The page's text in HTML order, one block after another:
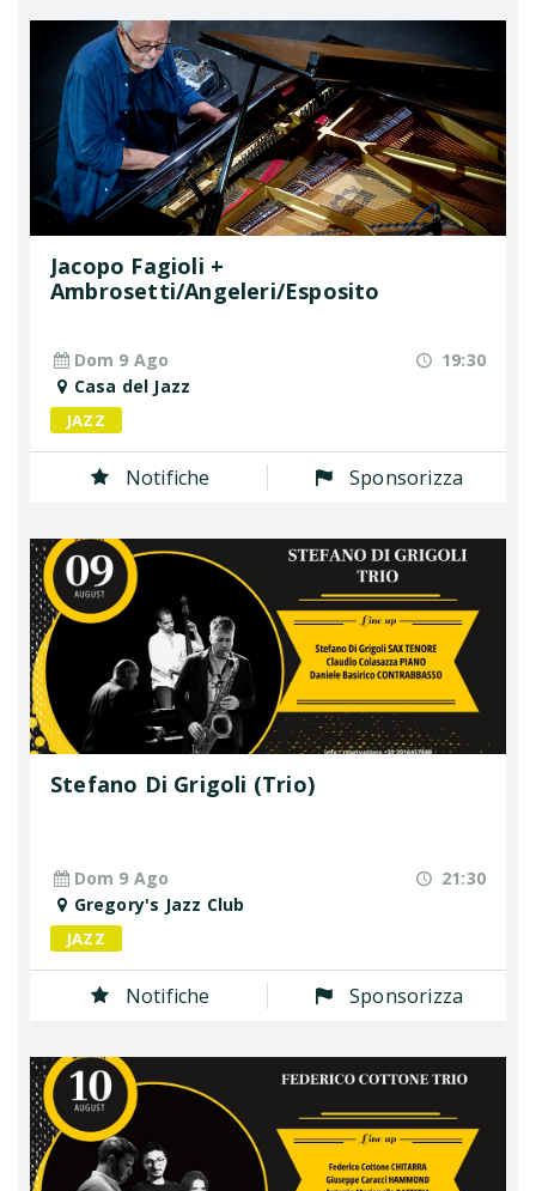
Jacopo Fagioli +
Ambrosetti/Angeleri/Esposito
Dom 9 Ago
19:30
Casa del Jazz
JAZZ
Notifiche Sponsorizza
Stefano Di Grigoli (Trio)
Dom 9 Ago
21:30
Gregory's Jazz Club
JAZZ
Notifiche Sponsorizza